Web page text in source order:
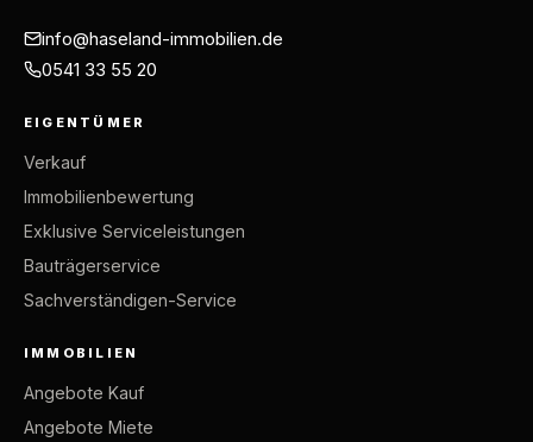
info@haseland-immobilien.de
0541 33 55 20
EIGENTÜMER
Verkauf
Immobilienbewertung
Exklusive Serviceleistungen
Bauträgerservice
Sachverständigen-Service
IMMOBILIEN
Angebote Kauf
Angebote Miete